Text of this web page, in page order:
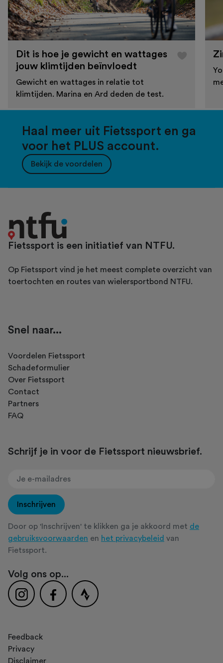
Dit is hoe je gewicht en wattages
jouw klimtijden beïnvloedt
Gewicht en wattages in relatie tot
klimtijden. Marina en Ard deden de test.
Haal meer uit Fietssport en ga
voor het PLUS account.
Bekijk de voordelen
Fietssport is een initiatief van NTFU.
Op Fietssport vind je het meest complete overzicht van
toertochten en routes van wielersportbond NTFU.
Snel naar...
Voordelen Fietssport
Schadeformulier
Over Fietssport
Contact
Partners
FAQ
Schrijf je in voor de Fietssport nieuwsbrief.
Inschrijven
Door op 'Inschrijven' te klikken ga je akkoord met de
gebruiksvoorwaarden en het privacybeleid van
Fietssport.
Volg ons op...
Feedback
Privacy
Disclaimer